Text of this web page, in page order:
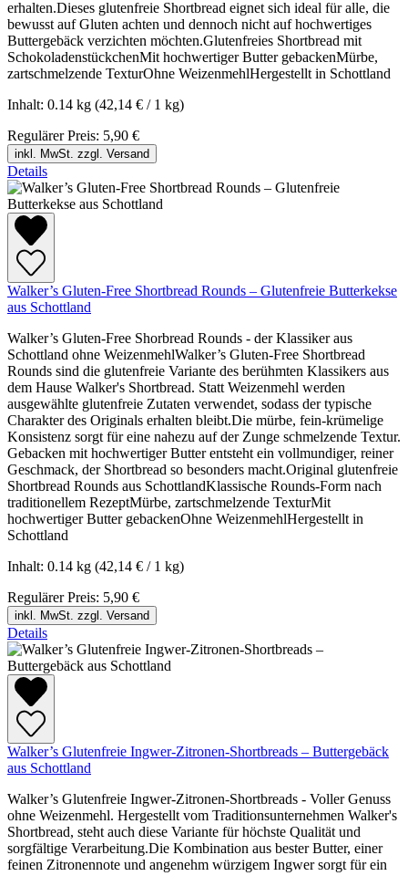
erhalten.Dieses glutenfreie Shortbread eignet sich ideal für alle, die
bewusst auf Gluten achten und dennoch nicht auf hochwertiges
Buttergebäck verzichten möchten.Glutenfreies Shortbread mit
SchokoladenstückchenMit hochwertiger Butter gebackenMürbe,
zartschmelzende TexturOhne WeizenmehlHergestellt in Schottland
Inhalt: 0.14 kg (42,14 € / 1 kg)
Regulärer Preis: 5,90 €
inkl. MwSt. zzgl. Versand
Details
Walker’s Gluten-Free Shortbread Rounds – Glutenfreie Butterkekse
aus Schottland
Walker’s Gluten-Free Shorbread Rounds - der Klassiker aus
Schottland ohne WeizenmehlWalker’s Gluten-Free Shortbread
Rounds sind die glutenfreie Variante des berühmten Klassikers aus
dem Hause Walker's Shortbread. Statt Weizenmehl werden
ausgewählte glutenfreie Zutaten verwendet, sodass der typische
Charakter des Originals erhalten bleibt.Die mürbe, fein-krümelige
Konsistenz sorgt für eine nahezu auf der Zunge schmelzende Textur.
Gebacken mit hochwertiger Butter entsteht ein vollmundiger, reiner
Geschmack, der Shortbread so besonders macht.Original glutenfreie
Shortbread Rounds aus SchottlandKlassische Rounds-Form nach
traditionellem RezeptMürbe, zartschmelzende TexturMit
hochwertiger Butter gebackenOhne WeizenmehlHergestellt in
Schottland
Inhalt: 0.14 kg (42,14 € / 1 kg)
Regulärer Preis: 5,90 €
inkl. MwSt. zzgl. Versand
Details
Walker’s Glutenfreie Ingwer-Zitronen-Shortbreads – Buttergebäck
aus Schottland
Walker’s Glutenfreie Ingwer-Zitronen-Shortbreads - Voller Genuss
ohne Weizenmehl. Hergestellt vom Traditionsunternehmen Walker's
Shortbread, steht auch diese Variante für höchste Qualität und
sorgfältige Verarbeitung.Die Kombination aus bester Butter, einer
feinen Zitronennote und angenehm würzigem Ingwer sorgt für ein